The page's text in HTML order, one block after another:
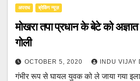
अपराध ब्रेकिंग न्यूज़
मोखरा तपा प्रधान के बेटे को अज्ञात
गोली
OCTOBER 5, 2020 INDU VIJAY
गंभीर रूप से घायल युवक को ले जाया गया